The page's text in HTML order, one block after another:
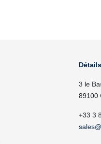
3 le
89100
+33 3